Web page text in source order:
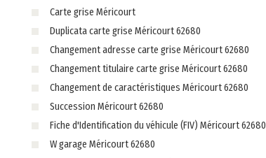
Carte grise Méricourt
Duplicata carte grise Méricourt 62680
Changement adresse carte grise Méricourt 62680
Changement titulaire carte grise Méricourt 62680
Changement de caractéristiques Méricourt 62680
Succession Méricourt 62680
Fiche d'Identification du véhicule (FIV) Méricourt 62680
W garage Méricourt 62680